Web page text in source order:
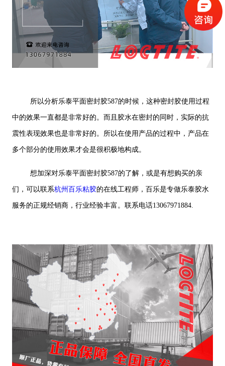
所以分析乐泰平面密封胶587的时候，这种密封胶使用过程
中的效果一直都是非常好的。而且胶水在密封的同时，实际的抗
震性表现效果也是非常好的。所以在使用产品的过程中，产品在
多个部分的使用效果才会是很积极地构成。
想加深对乐泰平面密封胶587的了解，或是有想购买的亲
们，可以联系杭州百乐粘胶的在线工程师，百乐是专做乐泰胶水
服务的正规经销商，行业经验丰富。联系电话13067971884.